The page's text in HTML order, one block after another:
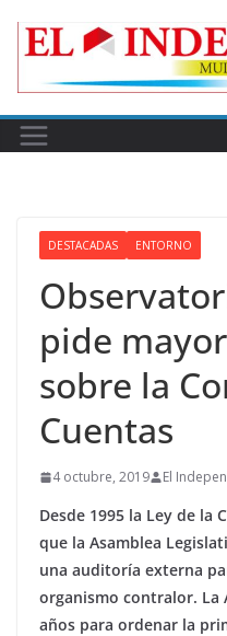
DESTACADAS ENTORNO
pide
sobre la
Cuentas
4 octubre, 2019 El
Desde 1995 la Ley de la
que la Asamblea
una auditoría externa
organismo contralor. La
años para ordenar la